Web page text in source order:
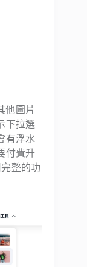
他圖片
下拉選
有浮水
付費升
整的功